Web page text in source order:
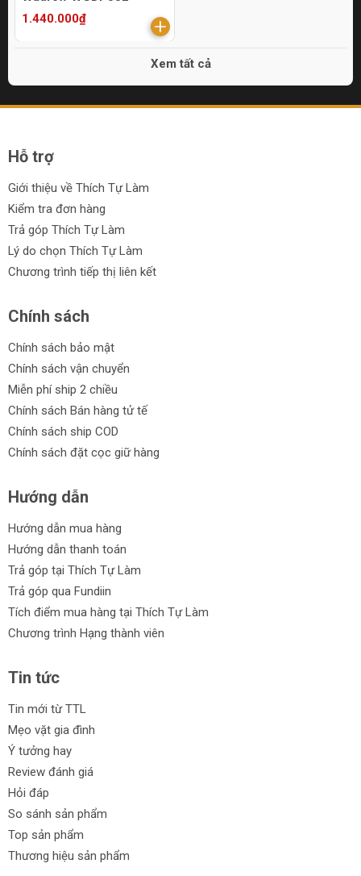
1.440.000₫
Xem tất cả
Hỗ trợ
Giới thiệu về Thích Tự Làm
Kiểm tra đơn hàng
Trả góp Thích Tự Làm
Lý do chọn Thích Tự Làm
Chương trình tiếp thị liên kết
Chính sách
Chính sách bảo mật
Chính sách vận chuyển
Miễn phí ship 2 chiều
Chính sách Bán hàng tử tế
Chính sách ship COD
Chính sách đặt cọc giữ hàng
Hướng dẫn
Hướng dẫn mua hàng
Hướng dẫn thanh toán
Trả góp tại Thích Tự Làm
Trả góp qua Fundiin
Tích điểm mua hàng tại Thích Tự Làm
Chương trình Hạng thành viên
Tin tức
Tin mới từ TTL
Mẹo vặt gia đình
Ý tưởng hay
Review đánh giá
Hỏi đáp
So sánh sản phẩm
Top sản phẩm
Thương hiệu sản phẩm